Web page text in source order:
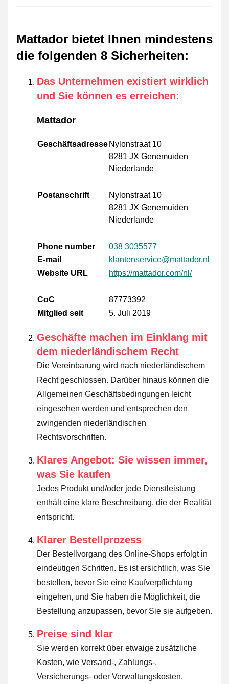
Mattador bietet Ihnen mindestens
die folgenden 8 Sicherheiten:
Das Unternehmen existiert wirklich
und Sie können es erreichen:
Mattador
Geschäftsadresse Nylonstraat 10
8281 JX Genemuiden
Niederlande
Postanschrift
Nylonstraat 10
8281 JX Genemuiden
Niederlande
Phone number
038 3035577
E-mail
klantenservice@mattador.nl
Website URL
https://mattador.com/nl/
CoC
87773392
Mitglied seit
5. Juli 2019
Geschäfte machen im Einklang mit
dem niederländischem Recht
Die Vereinbarung wird nach niederländischem
Recht geschlossen. Darüber hinaus können die
Allgemeinen Geschäftsbedingungen leicht
eingesehen werden und entsprechen den
zwingenden niederländischen
Rechtsvorschriften.
Klares Angebot: Sie wissen immer,
was Sie kaufen
Jedes Produkt und/oder jede Dienstleistung
enthält eine klare Beschreibung, die der Realität
entspricht.
Klarer Bestellprozess
Der Bestellvorgang des Online-Shops erfolgt in
eindeutigen Schritten. Es ist ersichtlich, was Sie
bestellen, bevor Sie eine Kaufverpflichtung
eingehen, und Sie haben die Möglichkeit, die
Bestellung anzupassen, bevor Sie sie aufgeben.
Preise sind klar
Sie werden korrekt über etwaige zusätzliche
Kosten, wie Versand-, Zahlungs-,
Versicherungs- oder Verwaltungskosten,